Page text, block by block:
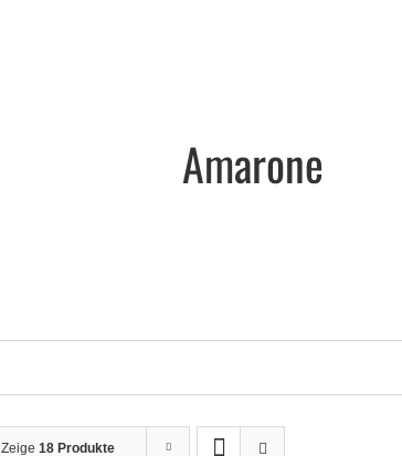
Amarone
Zeige 18 Produkte